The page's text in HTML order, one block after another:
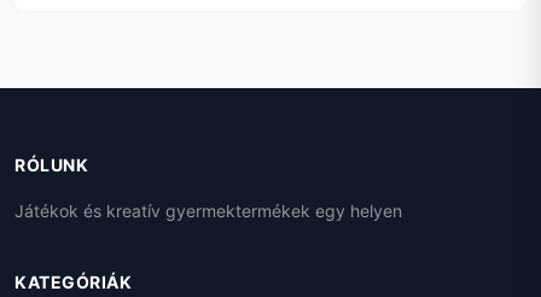
RÓLUNK
Játékok és kreatív gyermektermékek egy helyen
KATEGÓRIÁK